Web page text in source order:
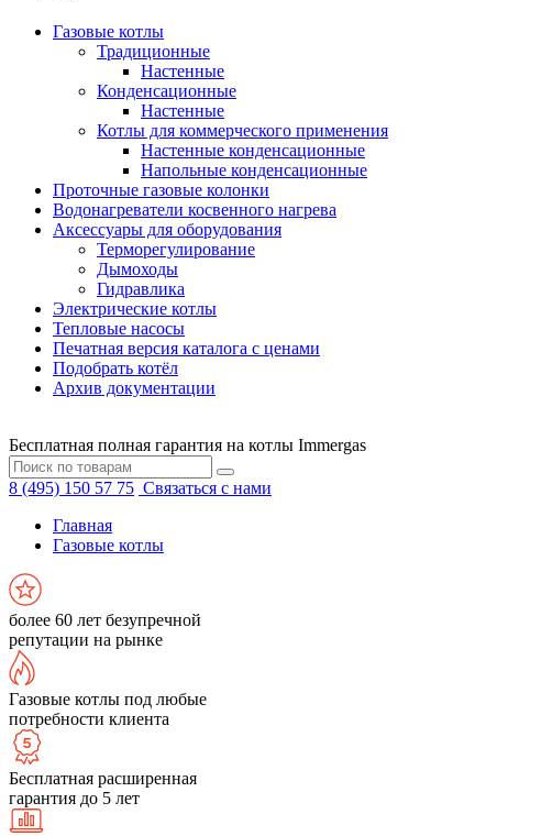
Газовые котлы
Традиционные
Настенные
Конденсационные
Настенные
Котлы для коммерческого применения
Настенные конденсационные
Напольные конденсационные
Проточные газовые колонки
Водонагреватели косвенного нагрева
Аксессуары для оборудования
Терморегулирование
Дымоходы
Гидравлика
Электрические котлы
Тепловые насосы
Печатная версия каталога с ценами
Подобрать котёл
Архив документации
Бесплатная полная гарантия на котлы Immergas
8 (495) 150 57 75 Связаться с нами
Главная
Газовые котлы
более 60 лет безупречной
репутации на рынке
Газовые котлы под любые
потребности клиента
Бесплатная расширенная
гарантия до 5 лет